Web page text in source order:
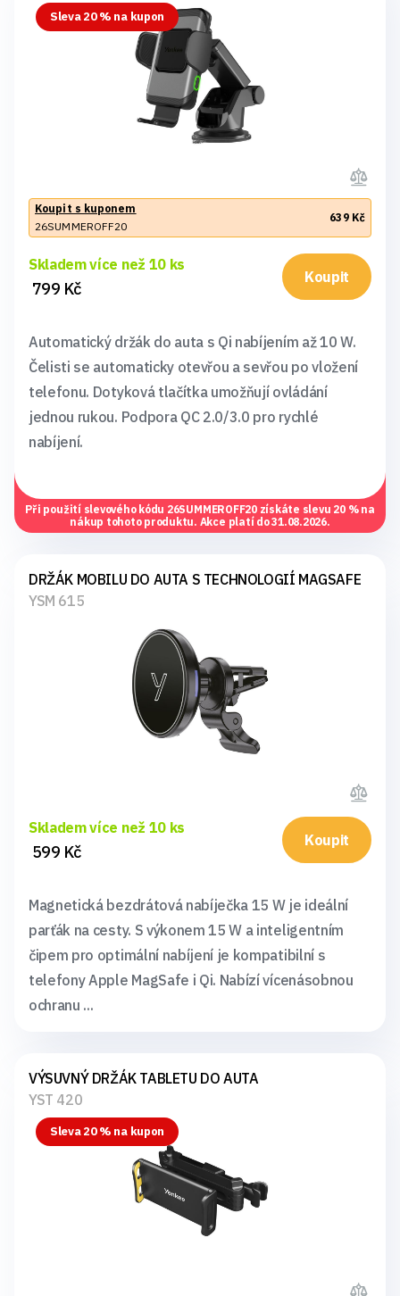
Sleva 20 % na kupon
Koupit s kuponem
26SUMMEROFF20
639 Kč
Skladem více než 10 ks
799 Kč
Koupit
Automatický držák do auta s Qi nabíjením až 10 W.
Čelisti se automaticky otevřou a sevřou po vložení
telefonu. Dotyková tlačítka umožňují ovládání
jednou rukou. Podpora QC 2.0/3.0 pro rychlé
nabíjení.
Při použití slevového kódu 26SUMMEROFF20 získáte slevu 20 % na
nákup tohoto produktu. Akce platí do 31.08.2026.
DRŽÁK MOBILU DO AUTA S TECHNOLOGIÍ MAGSAFE
YSM 615
Skladem více než 10 ks
599 Kč
Koupit
Magnetická bezdrátová nabíječka 15 W je ideální
parťák na cesty. S výkonem 15 W a inteligentním
čipem pro optimální nabíjení je kompatibilní s
telefony Apple MagSafe i Qi. Nabízí vícenásobnou
ochranu ...
VÝSUVNÝ DRŽÁK TABLETU DO AUTA
YST 420
Sleva 20 % na kupon